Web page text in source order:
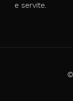
e servite.